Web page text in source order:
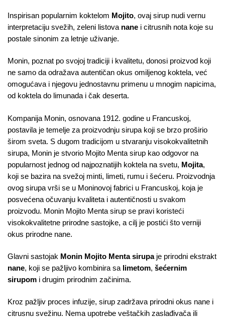
Inspirisan popularnim koktelom Mojito, ovaj sirup nudi vernu
interpretaciju svežih, zeleni listova nane i citrusnih nota koje su
postale sinonim za letnje uživanje.
Monin, poznat po svojoj tradiciji i kvalitetu, donosi proizvod koji
ne samo da odražava autentičan okus omiljenog koktela, već
omogućava i njegovu jednostavnu primenu u mnogim napicima,
od koktela do limunada i čak deserta.
Kompanija Monin, osnovana 1912. godine u Francuskoj,
postavila je temelje za proizvodnju sirupa koji se brzo proširio
širom sveta. S dugom tradicijom u stvaranju visokokvalitetnih
sirupa, Monin je stvorio Mojito Menta sirup kao odgovor na
popularnost jednog od najpoznatijih koktela na svetu, Mojita,
koji se bazira na svežoj minti, limeti, rumu i šećeru. Proizvodnja
ovog sirupa vrši se u Moninovoj fabrici u Francuskoj, koja je
posvećena očuvanju kvaliteta i autentičnosti u svakom
proizvodu. Monin Mojito Menta sirup se pravi koristeći
visokokvalitetne prirodne sastojke, a cilj je postići što verniji
okus prirodne nane.
Glavni sastojak Monin Mojito Menta sirupaje prirodni ekstrakt
nane, koji se pažljivo kombinira sa limetom, šećernim
sirupom i drugim prirodnim začinima.
Kroz pažljiv proces infuzije, sirup zadržava prirodni okus nane i
citrusnu svežinu. Nema upotrebe veštačkih zaslađivača ili